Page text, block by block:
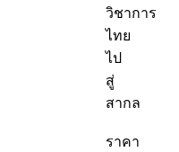
วิชาการ
ไทย
ไป
สู่
สากล
ราคา